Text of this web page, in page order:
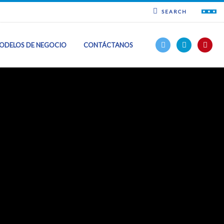
SEARCH
DE NEGOCIO CONTÁCTANOS